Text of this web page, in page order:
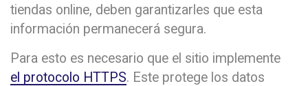
tiendas online, deben garantizarles que esta
información permanecerá segura.
Para esto es necesario que el sitio implemente
el protocolo HTTPS. Este protege los datos